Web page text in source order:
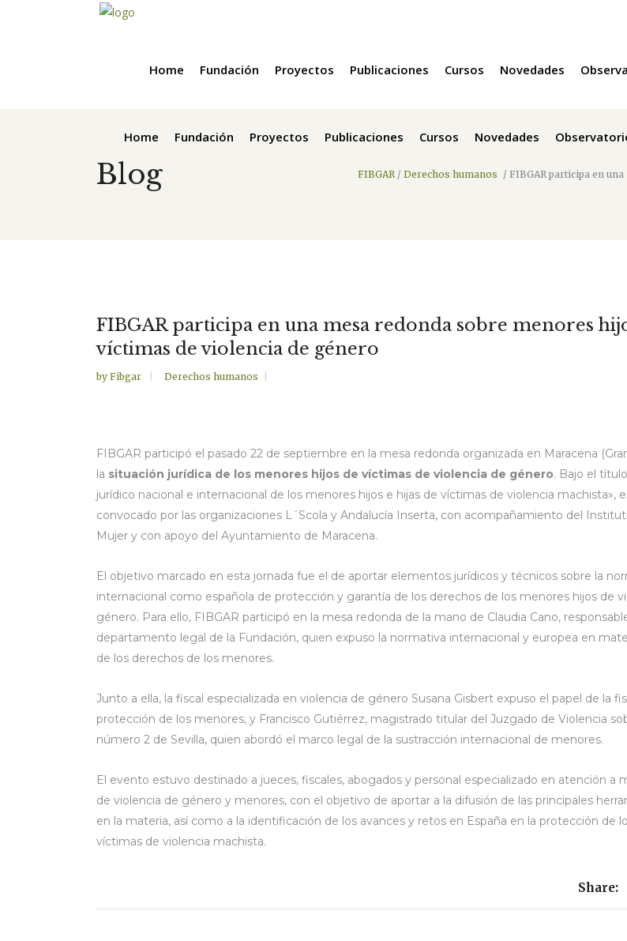
Home Fundación Proyectos Publicaciones Cursos Novedades
Home Fundación Proyectos Publicaciones Cursos Novedades
Blog FIBGAR / Derechos humanos / FIBGAR participa en
FIBGAR participa en una mesa redonda sobre menores
víctimas de violencia de género
by Fibgar Derechos humanos
FIBGAR participó el pasado 22 de septiembre en la mesa redonda organizada en Maracena
la situación jurídica de los menores hijos de víctimas de violencia de género. Bajo el
jurídico nacional e internacional de los menores hijos e hijas de víctimas de violencia machista»,
convocado por las organizaciones L´Scola y Andalucía Inserta, con acompañamiento del
Mujer y con apoyo del Ayuntamiento de Maracena.
El objetivo marcado en esta jornada fue el de aportar elementos jurídicos y técnicos sobre la
internacional como española de protección y garantía de los derechos de los menores hijos de
género. Para ello, FIBGAR participó en la mesa redonda de la mano de Claudia Cano,
departamento legal de la Fundación, quien expuso la normativa internacional y europea en
de los derechos de los menores.
Junto a ella, la fiscal especializada en violencia de género Susana Gisbert expuso el papel de la
protección de los menores, y Francisco Gutiérrez, magistrado titular del Juzgado de Violencia
número 2 de Sevilla, quien abordó el marco legal de la sustracción internacional de menores.
El evento estuvo destinado a jueces, fiscales, abogados y personal especializado en atención a
de violencia de género y menores, con el objetivo de aportar a la difusión de las principales
en la materia, así como a la identificación de los avances y retos en España en la protección de
víctimas de violencia machista.
Share: